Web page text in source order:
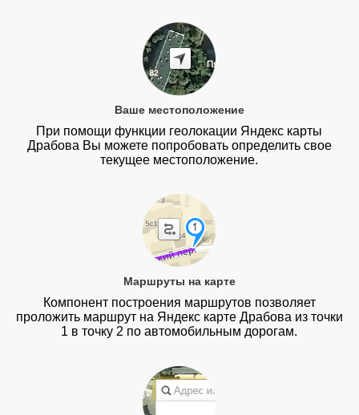
Ваше местоположение
При помощи функции геолокации Яндекс карты
Драбова Вы можете попробовать определить свое
текущее местоположение.
Маршруты на карте
Компонент построения маршрутов позволяет
проложить маршрут на Яндекс карте Драбова из точки
1 в точку 2 по автомобильным дорогам.